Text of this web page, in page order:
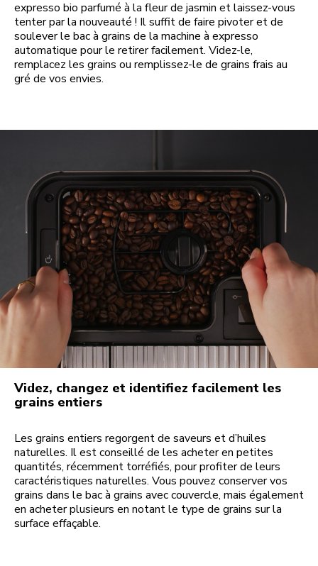
expresso bio parfumé à la fleur de jasmin et laissez-vous
tenter par la nouveauté ! Il suffit de faire pivoter et de
soulever le bac à grains de la machine à expresso
automatique pour le retirer facilement. Videz-le,
remplacez les grains ou remplissez-le de grains frais au
gré de vos envies.
Videz, changez et identifiez facilement les
grains entiers
Les grains entiers regorgent de saveurs et d’huiles
naturelles. Il est conseillé de les acheter en petites
quantités, récemment torréfiés, pour profiter de leurs
caractéristiques naturelles. Vous pouvez conserver vos
grains dans le bac à grains avec couvercle, mais également
en acheter plusieurs en notant le type de grains sur la
surface effaçable.